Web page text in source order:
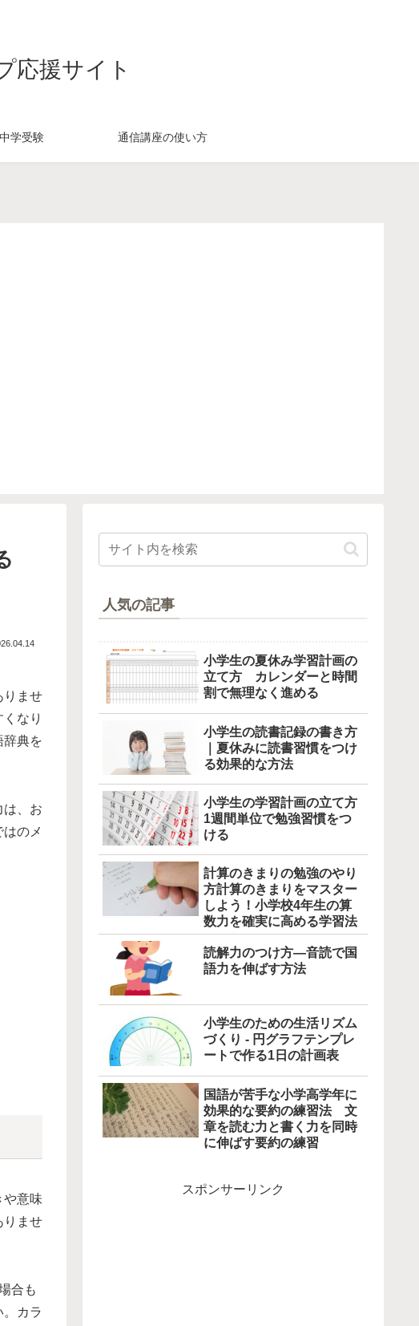
応援サイト
中学受験 通信講座の使い方
りませ
なり
辞典を
、お
のメ
意味
りませ
合も
カラ
人気の記事
小学生の夏休み学習計画の
立て方 カレンダーと時間
割で無理なく進める
小学生の読書記録の書き方
｜夏休みに読書習慣をつけ
る効果的な方法
小学生の学習計画の立て方
1週間単位で勉強習慣をつ
ける
計算のきまりの勉強のやり
方計算のきまりをマスター
しよう！小学校4年生の算
数力を確実に高める学習法
読解力のつけ方―音読で国
語力を伸ばす方法
小学生のための生活リズム
づくり - 円グラフテンプレ
ートで作る1日の計画表
国語が苦手な小学高学年に
効果的な要約の練習法 文
章を読む力と書く力を同時
に伸ばす要約の練習
スポンサーリンク